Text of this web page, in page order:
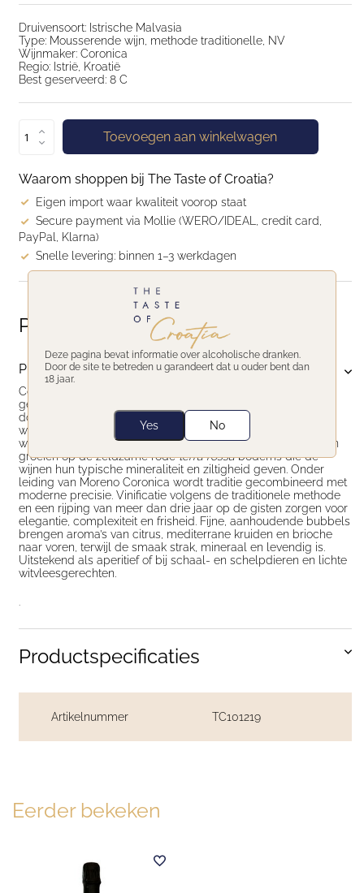
Druivensoort: Istrische Malvasia
Type: Mousserende wijn, methode traditionelle, NV
Wijnmaker: Coronica
Regio: Istrië, Kroatië
Best geserveerd: 8 C
Toevoegen aan winkelwagen
Waarom shoppen bij The Taste of Croatia?
Eigen import waar kwaliteit voorop staat
Secure payment via Mollie (WERO/IDEAL, credit card,
PayPal, Klarna)
Snelle levering: binnen 1–3 werkdagen
Productomschrijving
Productomschrijving
Coronica
gemaakt van 100% Malvazija. De wijn wordt geproduceerd
door de familie Coronica, al vier generaties lang actief in de
wijnbouw nabij Umag, aan de noordwestkust van Istrië. De
wijngaarden liggen slechts 2,5 km van de Adriatische Zee en
groeien op de zeldzame rodeterra rossabodems die de
wijnen hun typische mineraliteit en ziltigheid geven. Onder
leiding van Moreno Coronica wordt traditie gecombineerd met
moderne precisie. Vinificatie volgens de traditionele methode
en een rijping van meer dan drie jaar op de gisten zorgen voor
elegantie, complexiteit en frisheid. Fijne, aanhoudende bubbels
brengen aroma’s van citrus, mediterrane kruiden en brioche
naar voren, terwijl de smaak strak, mineraal en levendig is.
Uitstekend als aperitief of bij schaal- en schelpdieren en lichte
witvleesgerechten.
.
Productspecificaties
Artikelnummer TC101219
Eerder bekeken
Deze pagina bevat informatie over alcoholische dranken.
Door de site te betreden u garandeert dat u ouder bent dan
18 jaar.
Yes No